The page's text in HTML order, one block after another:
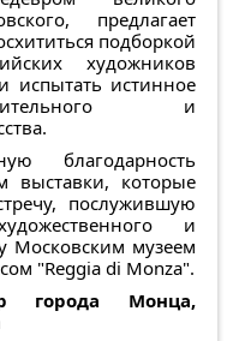
предлагает
подборкой
художников
испытать истинное
и
благодарность
выставки, которые
послужившую
и
Московским музеем
"Reggia di Monza".
города Монца,